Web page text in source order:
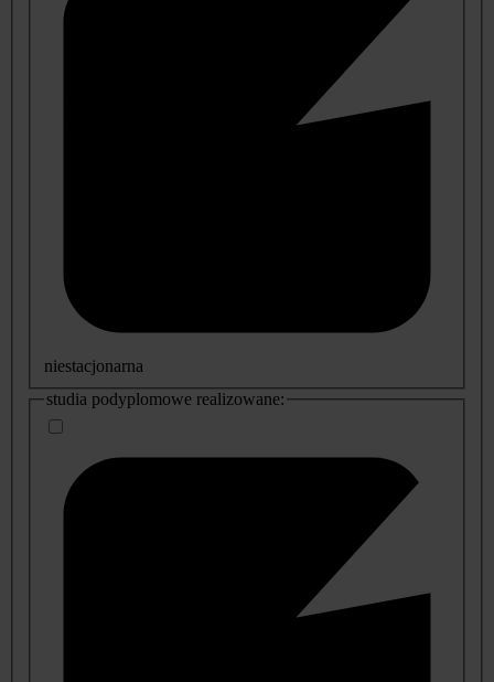
niestacjonarna
studia podyplomowe realizowane: